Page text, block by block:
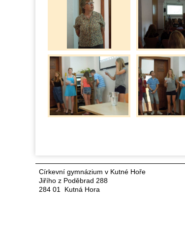
Církevní gymnázium v Kutné Hoře
Jiřího z Poděbrad 288
284 01 Kutná Hora